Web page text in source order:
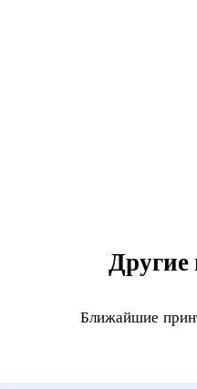
Другие
Ближайшие